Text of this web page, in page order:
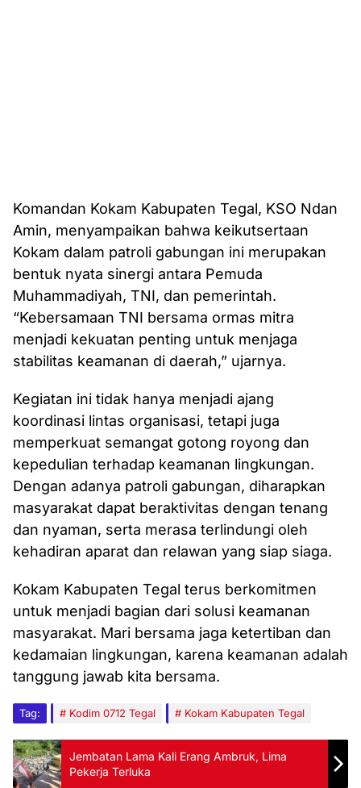
Komandan Kokam Kabupaten Tegal, KSO Ndan
Amin, menyampaikan bahwa keikutsertaan
Kokam dalam patroli gabungan ini merupakan
bentuk nyata sinergi antara Pemuda
Muhammadiyah, TNI, dan pemerintah.
“Kebersamaan TNI bersama ormas mitra
menjadi kekuatan penting untuk menjaga
stabilitas keamanan di daerah,” ujarnya.
Kegiatan ini tidak hanya menjadi ajang
koordinasi lintas organisasi, tetapi juga
memperkuat semangat gotong royong dan
kepedulian terhadap keamanan lingkungan.
Dengan adanya patroli gabungan, diharapkan
masyarakat dapat beraktivitas dengan tenang
dan nyaman, serta merasa terlindungi oleh
kehadiran aparat dan relawan yang siap siaga.
Kokam Kabupaten Tegal terus berkomitmen
untuk menjadi bagian dari solusi keamanan
masyarakat. Mari bersama jaga ketertiban dan
kedamaian lingkungan, karena keamanan adalah
tanggung jawab kita bersama.
Tag: Kodim 0712 Tegal Kokam Kabupaten Tegal
Jembatan Lama Kali Erang Ambruk, Lima
Pekerja Terluka